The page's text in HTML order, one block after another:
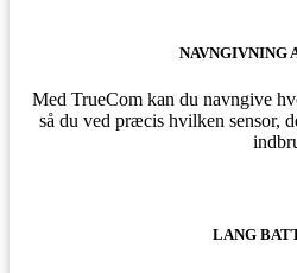
NAVNGIVNING
Med TrueCom kan du navngive
så du ved præcis hvilken sensor,
LANG